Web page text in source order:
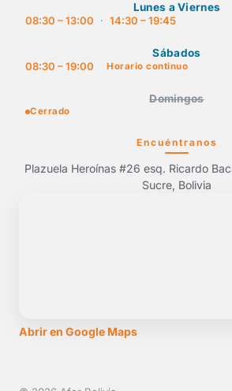
Lunes a Viernes
08:30 – 13:00
· 14:30 – 19:45
Sábados
08:30 – 19:00
Horario continuo
Domingos
Cerrado
Encuéntranos
Plazuela Heroínas #26 esq. Ricardo
Sucre, Bolivia
Abrir en Google Maps